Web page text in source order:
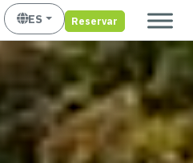
ES Reservar